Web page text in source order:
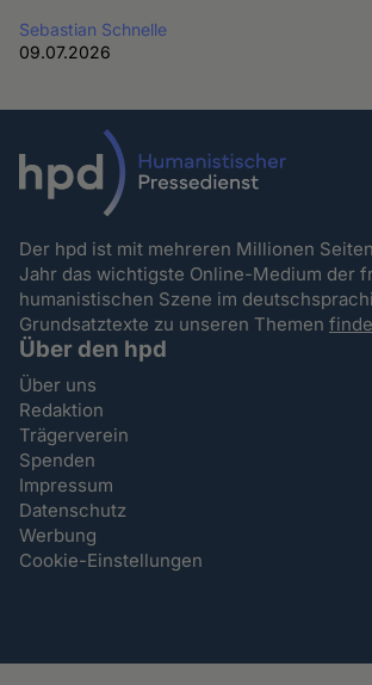
Sebastian Schnelle
09.07.2026
Der hpd ist mit mehreren Millionen
Jahr das wichtigste Online-Medium der
humanistischen Szene im
Grundsatztexte zu unseren Themen
Über den hpd
Über uns
Redaktion
Trägerverein
Spenden
Impressum
Datenschutz
Werbung
Cookie-Einstellungen